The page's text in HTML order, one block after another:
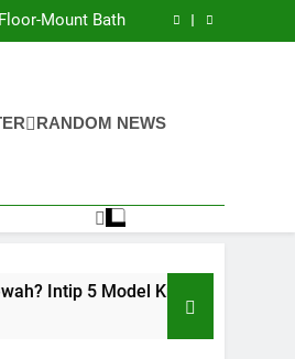
Mount Bath
Rumah Idaman
Mount Bath
Rumah Idaman
RANDOM NEWS
Model Kran Air Premium untuk